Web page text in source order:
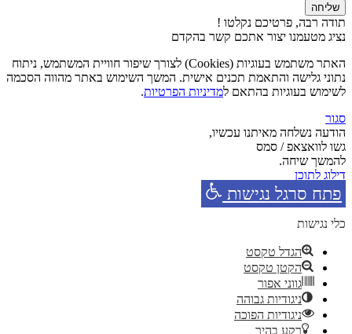
שליחה
תודה רבה, פרטיכם נקלטו !
נציג מטעמנו יצור אתכם קשר בהקדם
האתר משתמש בעוגיות (Cookies) לצורך שיפור חוויית המשתמש, ניתוח
נתוני גלישה והתאמת תכנים אישית. המשך השימוש באתר מהווה הסכמה
לשימוש בעוגיות בהתאם למדיניות הפרטיות.
סגור
הודעה נשלחה מאיתנו עכשיו,
גשו לוואצאפ / סמס
להמשך שיחה.
דילוג לתוכן
פתח סרגל נגישות
כלי נגישות
הגדל טקסט
הקטן טקסט
גווני אפור
ניגודיות גבוהה
ניגודיות הפוכה
רקע בהיר